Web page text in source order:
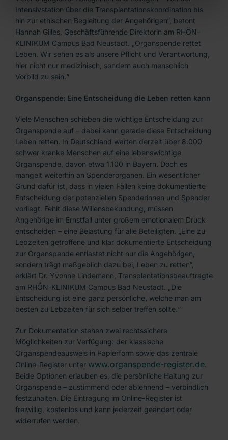
Intensivstation über die Transplantationskoordination bis
hin zur ethischen Begleitung der Angehörigen“, betont
Hannah Gilles, Geschäftsführende Direktorin am RHÖN-
KLINIKUM Campus Bad Neustadt. „Organspende rettet
Leben. Wir sehen es als unsere Pflicht und Verantwortung,
hier nicht nur medizinisch, sondern auch menschlich
Vorbild zu sein.“
Organspende: Eine Entscheidung die Leben retten kann
Viele Menschen schieben die wichtige Entscheidung zur
Organspende auf – dabei kann gerade diese Entscheidung
Leben retten. In Deutschland warten derzeit über 8.000
schwer kranke Menschen auf eine lebenswichtige
Organspende, davon etwa 1.100 in Bayern. Doch es
mangelt weiterhin an Spenderorganen. Ein wesentlicher
Grund dafür ist, dass in vielen Fällen keine dokumentierte
Entscheidung der potenziellen Spenderinnen und Spender
vorliegt. Fehlt diese Willensbekundung, müssen
Angehörige im Ernstfall unter großem emotionalem Druck
entscheiden – eine Belastung für alle Beteiligten. „Eine zu
Lebzeiten getroffene und klar dokumentierte Entscheidung
zur Organspende entlastet nicht nur die Angehörigen,
sondern trägt maßgeblich dazu bei, Leben zu retten“,
erklärt Dr. Yvonne Lindemann, Transplantationsbeauftragte
am RHÖN-KLINIKUM Campus Bad Neustadt. „Die
Entscheidung ist eine ganz persönliche, welche man am
besten zu Lebzeiten für sich selber treffen sollte.“
Zur Dokumentation stehen zwei rechtssichere
Möglichkeiten zur Verfügung: der klassische
Organspendeausweis in Papierform sowie das zentrale
Online-Register unter www.organspende-register.de.
Beide Optionen erlauben es, die persönliche Haltung zur
Organspende – zustimmend oder ablehnend – verbindlich
festzuhalten. Die Eintragung im Online-Register ist
freiwillig, kostenlos und kann jederzeit geändert oder
widerrufen werden.